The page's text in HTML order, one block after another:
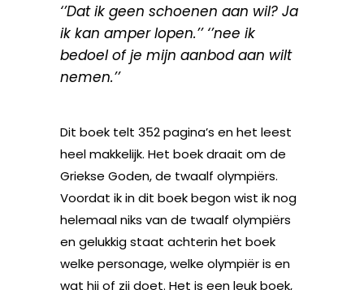
‘’Dat ik geen schoenen aan wil? Ja
ik kan amper lopen.’’ ‘’nee ik
bedoel of je mijn aanbod aan wilt
nemen.’’
Dit boek telt 352 pagina’s en het leest
heel makkelijk. Het boek draait om de
Griekse Goden, de twaalf olympiërs.
Voordat ik in dit boek begon wist ik nog
helemaal niks van de twaalf olympiërs
en gelukkig staat achterin het boek
welke personage, welke olympiër is en
wat hij of zij doet. Het is een leuk boek,